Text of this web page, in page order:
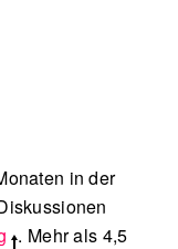
in der
. Mehr als 4,5